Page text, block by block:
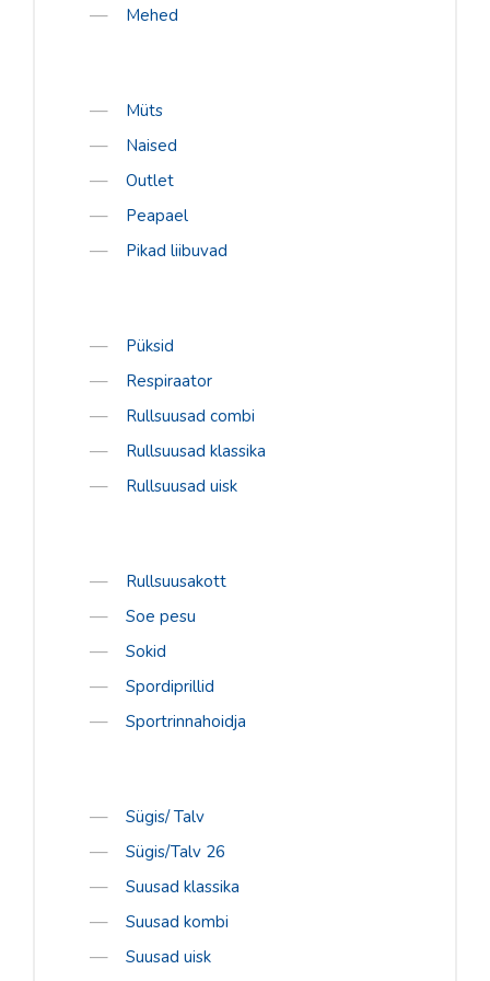
Mehed
Müts
Naised
Outlet
Peapael
Pikad liibuvad
Püksid
Respiraator
Rullsuusad combi
Rullsuusad klassika
Rullsuusad uisk
Rullsuusakott
Soe pesu
Sokid
Spordiprillid
Sportrinnahoidja
Sügis/ Talv
Sügis/Talv 26
Suusad klassika
Suusad kombi
Suusad uisk